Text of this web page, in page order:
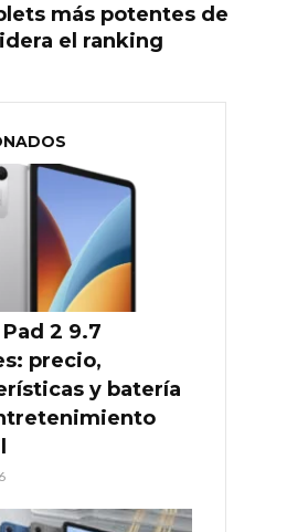
más potentes de
el ranking
Pad 2 9.7
precio,
y batería